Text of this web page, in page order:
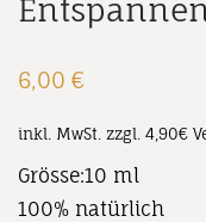
6,00 €
inkl. MwSt. zzgl. 4,90€
Grösse:10 ml
100% natürlich